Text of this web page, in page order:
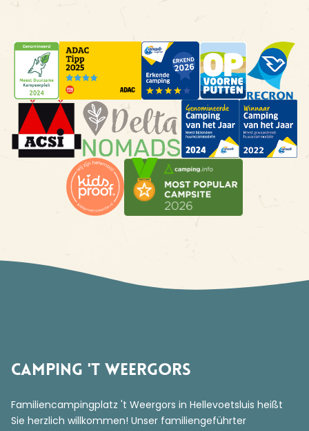
Camping 't Weergors
Familiencampingplatz 't Weergors in Hellevoetsluis heißt
Sie herzlich willkommen! Unser familiengeführter